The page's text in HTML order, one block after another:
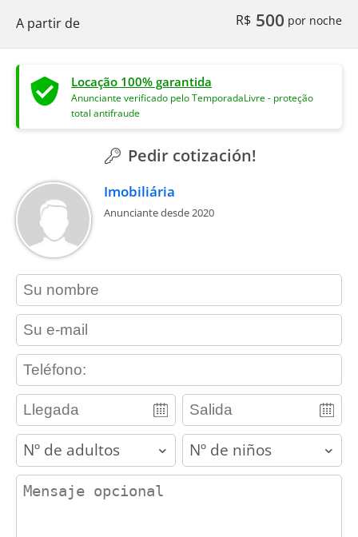
A partir de R$ 500 por noche
Locação 100% garantida
Anunciante verificado pelo TemporadaLivre - proteção
total antifraude
Pedir cotización!
Imobiliária
Anunciante desde 2020
contact_name
contact_email
contact_phone
adults children
contact_message